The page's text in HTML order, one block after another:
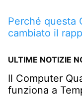
Perché questa
cambiato il
ULTIME NOTIZIE
Il Computer
funziona a